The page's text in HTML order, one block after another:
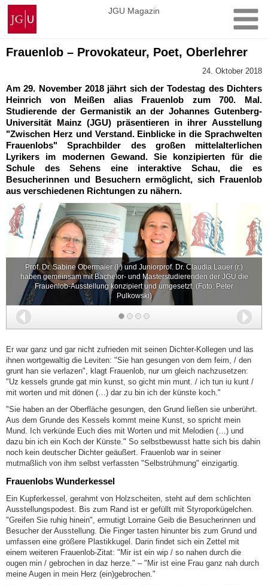
Zum
Inhalt
springen
Johannes
Gutenberg-
Universität
Mainz
JGU Magazin
Frauenlob – Provokateur, Poet, Oberlehrer
24. Oktober 2018
Am 29. November 2018 jährt sich der Todestag des Dichters
Heinrich von Meißen alias Frauenlob zum 700. Mal.
Studierende der Germanistik an der Johannes Gutenberg-
Universität Mainz (JGU) präsentieren in ihrer Ausstellung
"Zwischen Herz und Verstand. Einblicke in die Sprachwelten
Frauenlobs" Sprachbilder des großen mittelalterlichen
Lyrikers im modernen Gewand. Sie konzipierten für die
Schule des Sehens eine interaktive Schau, die es
Besucherinnen und Besuchern ermöglicht, sich Frauenlob
aus verschiedenen Richtungen zu nähern.
Prof. Dr. Sabine Obermaier (l.) und Juniorprof. Dr. Claudia Lauer (r.)
haben gemeinsam mit Bachelor- und Masterstudierenden der JGU die
Frauenlob-Ausstellung konzipiert und umgesetzt. (Foto: Peter
Pulkowski)
Zurück
Er war ganz und gar nicht zufrieden mit seinen Dichter-Kollegen und las
ihnen wortgewaltig die Leviten: "Sie han gesungen von dem feim, / den
grunt han sie verlazen", klagt Frauenlob, nur um gleich nachzusetzen:
"Uz kessels grunde gat min kunst, so gicht min munt. / ich tun iu kunt /
mit worten und mit dönen (…) dar zu bin ich der künste koch."
"Sie haben an der Oberfläche gesungen, den Grund ließen sie unberührt.
Aus dem Grunde des Kessels kommt meine Kunst, so spricht mein
Mund. Ich verkünde Euch dies mit Worten und mit Melodien (…) und
dazu bin ich ein Koch der Künste." So selbstbewusst hatte sich bis dahin
noch kein deutscher Dichter geäußert. Frauenlob war in seiner
mutmaßlich von ihm selbst verfassten "Selbstrühmung" einzigartig.
Frauenlobs Wunderkessel
Ein Kupferkessel, gerahmt von Holzscheiten, steht auf dem schlichten
Ausstellungspodest. Bis zum Rand ist er gefüllt mit Styroporkügelchen.
"Greifen Sie ruhig hinein", ermutigt Lorraine Geib die Besucherinnen und
Besucher der Ausstellung. Die Finger tasten hinunter bis zum Grund und
umfassen eine größere Plastikkugel. Darin findet sich ein Zettel mit
einem weiteren Frauenlob-Zitat: "Mir ist ein wip / so nahen durch die
ougen min / gebrochen in daz herze." – "Mir ist eine Frau ganz nah durch
meine Augen in mein Herz (ein)gebrochen."